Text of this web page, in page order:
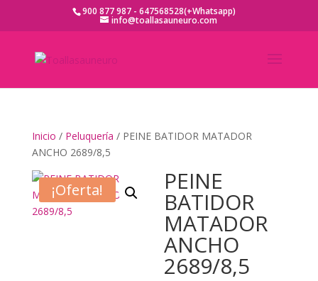
900 877 987 - 647568528(+Whatsapp)
info@toallasauneuro.com
Inicio / Peluquería / PEINE BATIDOR MATADOR
ANCHO 2689/8,5
¡Oferta! PEINE
BATIDOR
MATADOR
ANCHO
2689/8,5